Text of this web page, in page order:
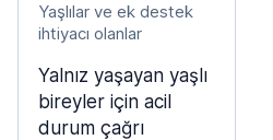
Yaşlılar ve ek destek
ihtiyacı olanlar
Yalnız yaşayan yaşlı
bireyler için acil
durum çağrı